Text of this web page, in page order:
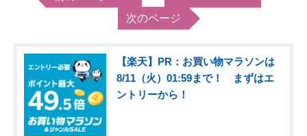
次のページ
【楽天】PR：お買い物マラソンは
8/11（火）01:59まで！ まずはエ
ントリーから！